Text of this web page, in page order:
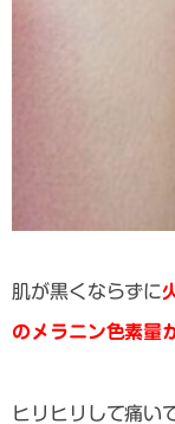
肌が黒くならずに
のメラニン色素量
ヒリヒリして痛い